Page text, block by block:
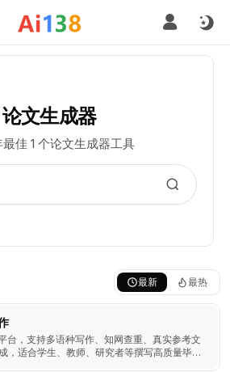
论文生成器
佳 1 个论文生成器工具
最新 最热
台，支持多语种写作、知网查重、真实参考文
，适合学生、教师、研究者等撰写高质量毕业